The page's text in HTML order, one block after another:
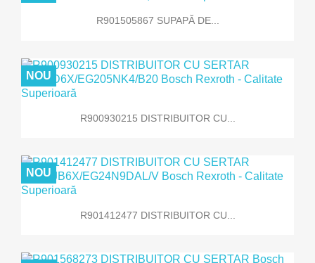
R901505867 SUPAPĂ DE...
R900930215 DISTRIBUITOR CU...
NOU
R901412477 DISTRIBUITOR CU...
NOU